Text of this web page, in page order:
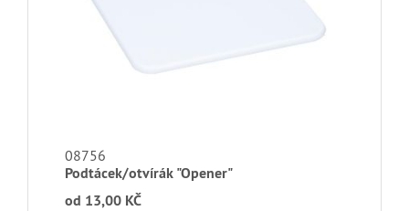
08756
Podtácek/otvírák "Opener"
od 13,00 KČ